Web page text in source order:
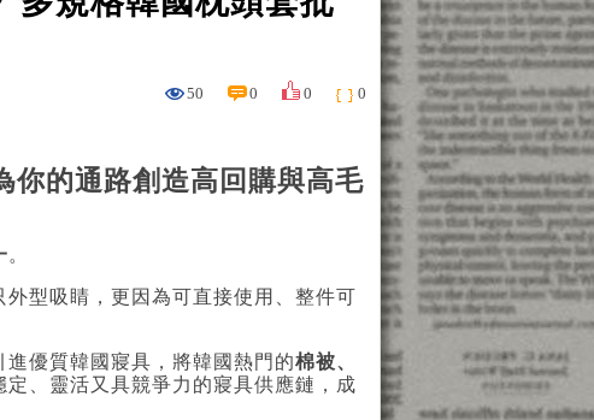
50 0 0 0
你的通路創造高回購與高毛
。
型吸睛，更因為可直接使用、整件可
進優質韓國寢具，將韓國熱門的棉被、
、靈活又具競爭力的寢具供應鏈，成